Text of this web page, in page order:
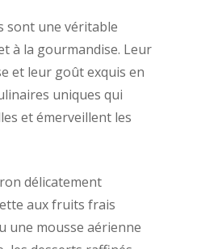
sont une véritable
à la gourmandise. Leur
et leur goût exquis en
uniques qui
et émerveillent les
délicatement
aux fruits frais
une mousse aérienne